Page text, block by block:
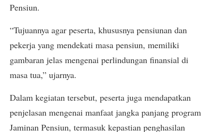
Pensiun.
“Tujuannya agar peserta, khususnya pensiunan dan
pekerja yang mendekati masa pensiun, memiliki
gambaran jelas mengenai perlindungan finansial di
masa tua,” ujarnya.
Dalam kegiatan tersebut, peserta juga mendapatkan
penjelasan mengenai manfaat jangka panjang program
Jaminan Pensiun, termasuk kepastian penghasilan